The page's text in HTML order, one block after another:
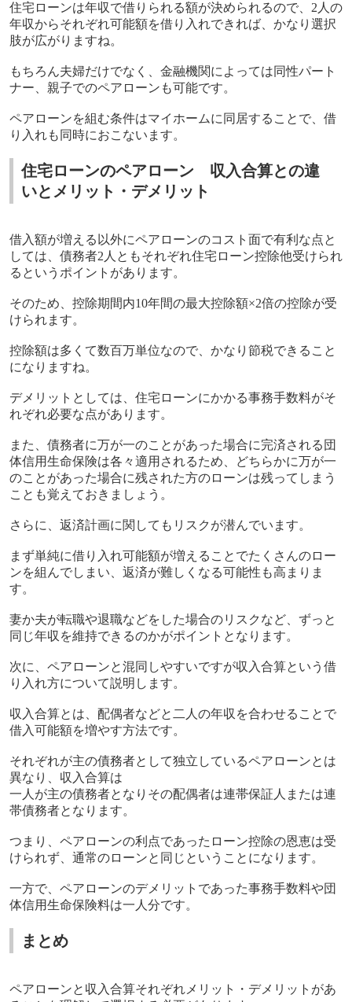
住宅ローンは年収で借りられる額が決められるので、 2 人の
年収からそれぞれ可能額を借り入れできれば、かなり選択
肢が広がりますね。
もちろん夫婦だけでなく、金融機関によっては同性パート
ナー、親子でのペアローンも可能です。
ペアローンを組む条件はマイホームに同居することで、借
り入れも同時におこないます。
住宅ローンのペアローン 収入合算との違
いとメリット・デメリット
借入額が増える以外にペアローンのコスト面で有利な点と
しては、債務者2 人ともそれぞれ住宅ローン控除他受けられ
るというポイントがあります。
そのため、控除期間内10年間の最大控除額×2倍の控除が受
けられます。
控除額は多くて数百万単位なので、かなり節税できること
になりますね。
デメリットとしては、住宅ローンにかかる事務手数料がそ
れぞれ必要な点があります。
また、債務者に万が一のことがあった場合に完済される団
体信用生命保険は各々適用されるため、どちらかに万が一
のことがあった場合に残された方のローンは残ってしまう
ことも覚えておきましょう。
さらに、返済計画に関してもリスクが潜んでいます。
まず単純に借り入れ可能額が増えることでたくさんのロー
ンを組んでしまい、返済が難しくなる可能性も高まりま
す。
妻か夫が転職や退職などをした場合のリスクなど、ずっと
同じ年収を維持できるのかがポイントとなります。
次に、ペアローンと混同しやすいですが収入合算という借
り入れ方について説明します。
収入合算とは、配偶者などと二人の年収を合わせることで
借入可能額を増やす方法です。
それぞれが主の債務者として独立しているペアローンとは
異なり、収入合算は
一人が主の債務者となりその配偶者は連帯保証人または連
帯債務者となります。
つまり、ペアローンの利点であったローン控除の恩恵は受
けられず、通常のローンと同じということになります。
一方で、ペアローンのデメリットであった事務手数料や団
体信用生命保険料は一人分です。
まとめ
ペアローンと収入合算それぞれメリット・デメリットがあ